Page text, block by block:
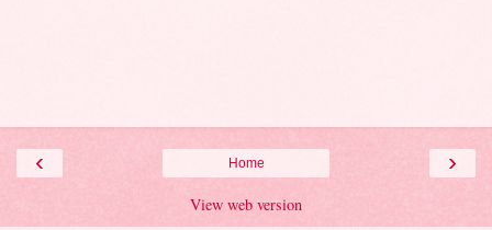
‹ ›
Home
View web version